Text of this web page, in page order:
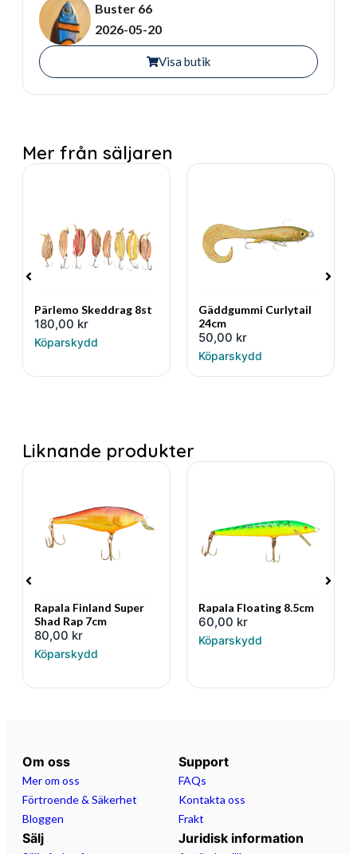
Buster 66
2026-05-20
Visa butik
Mer från säljaren
Pärlemo Skeddrag 8st
180,00 kr
Köparskydd
Gäddgummi Curlytail
24cm
50,00 kr
Köparskydd
Liknande produkter
Rapala Finland Super
Shad Rap 7cm
80,00 kr
Köparskydd
Rapala Floating 8.5cm
60,00 kr
Köparskydd
Om oss
Mer om oss
Förtroende & Säkerhet
Bloggen
Support
FAQs
Kontakta oss
Frakt
Sälj Juridisk information